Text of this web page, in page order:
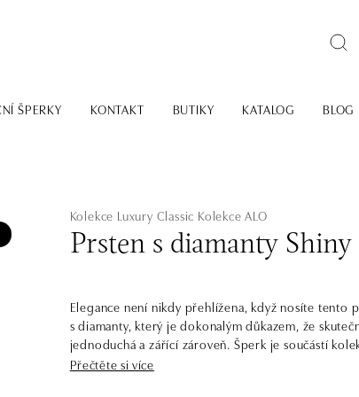
ŠPERKY KONTAKT BUTIKY KATALOG BLOG
Kolekce Luxury Classic Kolekce ALO
Prsten s diamanty
Elegance není nikdy přehlížena, když nosíte tento
s diamanty, který je dokonalým důkazem, že
jednoduchá a zářící zároveň. Šperk je součástí
Přečtěte si více